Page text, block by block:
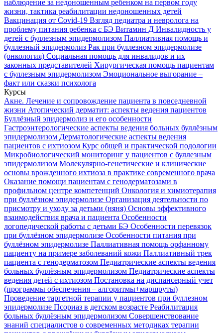
наблюдение за недоношенным ребенком на первом году
жизни, тактика реабилитации недоношенных детей
Вакцинация от Covid-19 Взгляд педиатра и невролога на
проблему питания ребенка с БЭ Витамин Д Инвалидность у
детей с буллезным эпидермолизом Паллиативная помощь и
буллезный эпидермолиз Рак при буллезном эпидермолизе
(онкология) Социальная помощь для инвалидов и их
законных представителей Хирургическая помощь пациентам
с буллезным эпидермолизом Эмоциональное выгорание –
факт или сказки психолога
Курсы
Акне. Лечение и сопровождение пациента в повседневной
жизни Атопический дерматит: аспекты ведения пациентов
Буллёзный эпидермолиз и его особенности
Гастроэнтерологические аспекты ведения больных буллёзным
эпидермолизом Дерматологические аспекты ведения
пациентов с ихтиозом Курс общей и практической подологии
Микробиологический мониторинг у пациентов с буллезным
эпидермолизом Молекулярно-генетические и клинические
основы врожденного ихтиоза в практике современного врача
Оказание помощи пациентам с генодерматозами в
профильном центре компетенций Онкология и химиотерапия
при буллёзном эпидермолизе Организация деятельности по
присмотру и уходу за детьми (няня) Основы эффективного
взаимодействия врача и пациента Особенности
логопедической работы с детьми БЭ Особенности перевязок
при буллёзном эпидермолизе Особенности питания при
буллёзном эпидермолизе Паллиативная помощь орфанному
пациенту на примере заболеваний кожи Паллиативный трек
пациента с генодерматозом Педиатрические аспекты ведения
больных буллёзным эпидермолизом Педиатрические аспекты
ведения детей с ихтиозом Постановка на диспансерный учет
(программы обеспечения – алгоритмы+маршруты)
Проведение таргетной терапии у пациентов при буллезном
эпидермолизе Псориаз в детском возрасте Реабилитация
больных буллёзным эпидермолизом Совершенствование
знаний специалистов о современных методиках терапии